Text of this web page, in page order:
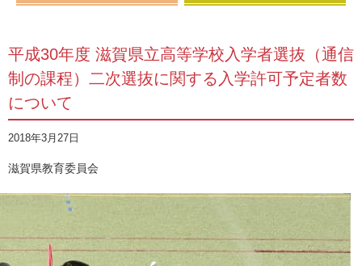
平成30年度 滋賀県立高等学校入学者選抜（通信
制の課程）二次選抜に関する入学許可予定者数
について
2018年3月27日
滋賀県教育委員会
選抜（通信制の課程）二次選抜に関する入学許可予定者数につい
て」が、発表されました。